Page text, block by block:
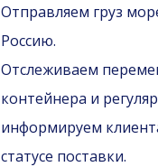
Отправляем груз
Россию.
Отслеживаем
контейнера и
информируем
статусе поставки.